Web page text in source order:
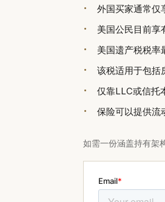
外国买家通常仅
美国公民目前享
美国遗产税税率
该税适用于包括
仅靠LLC或信托
保险可以提供流
如需一份涵盖持有架